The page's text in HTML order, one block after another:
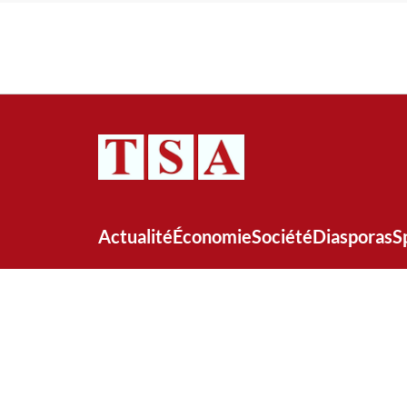
ActualitéÉconomieSociétéDiasporas